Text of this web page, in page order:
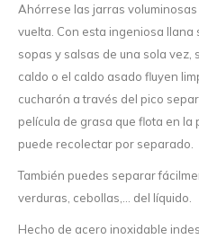
Ahórrese las jarras
vuelta. Con esta ingeniosa
sopas y salsas de una sola vez,
caldo o el caldo asado fluyen
cucharón a través del pico
película de grasa que flota en
puede recolectar por separado.
También puedes separar
verduras, cebollas,... del líquido.
Hecho de acero inoxidable